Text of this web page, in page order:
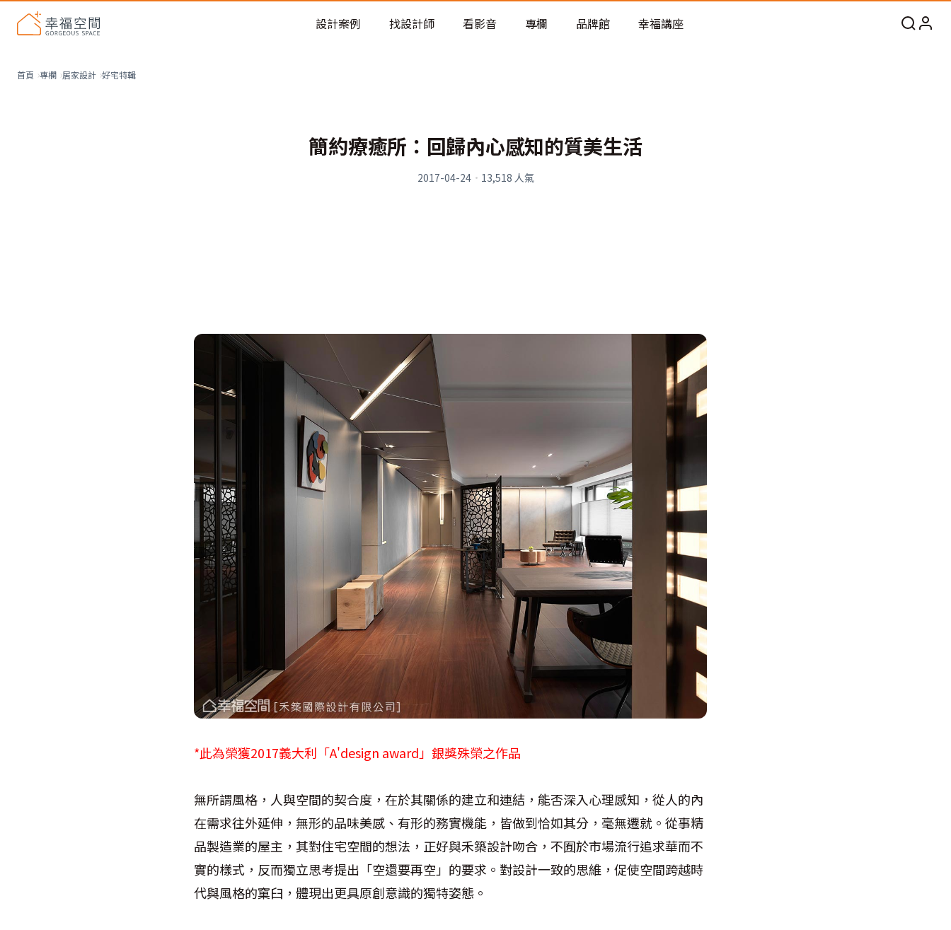
老屋預算分配與高 CP 值煥新術
設計案例 找設計師 看影音 專欄 品牌館 幸福講座
首頁 專欄 居家設計 好宅特輯
簡約療癒所：回歸內心感知的質美生活
2017-04-24· 13,518 人氣
*此為榮獲2017義大利「A'design award」銀獎殊榮之作品
無所謂風格，人與空間的契合度，在於其關係的建立和連結，能否深入心理感知，從人的內
在需求往外延伸，無形的品味美感、有形的務實機能，皆做到恰如其分，毫無遷就。從事精
品製造業的屋主，其對住宅空間的想法，正好與禾築設計吻合，不囿於市場流行追求華而不
實的樣式，反而獨立思考提出「空還要再空」的要求。對設計一致的思維，促使空間跨越時
代與風格的窠臼，體現出更具原創意識的獨特姿態。